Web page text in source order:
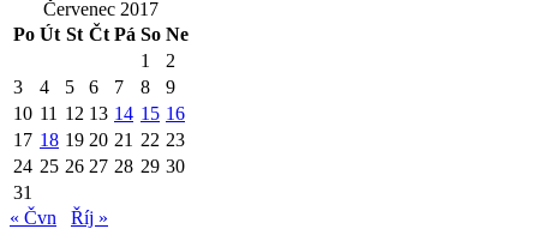
Červenec 2017
Po Út St Čt Pá So Ne
1
2
3
4 5 6 7 8
9
10 11 12 13 14 15 16
17 18 19 20 21 22 23
24 25 26 27 28 29 30
31
« Čvn
Říj »